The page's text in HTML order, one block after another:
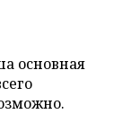
основная